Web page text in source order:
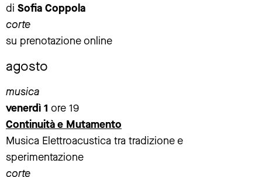
di Sofia Coppola
corte
su prenotazione online
agosto
musica
venerdì 1 ore 19
Continuità e Mutamento
Musica Elettroacustica tra tradizione e
sperimentazione
corte